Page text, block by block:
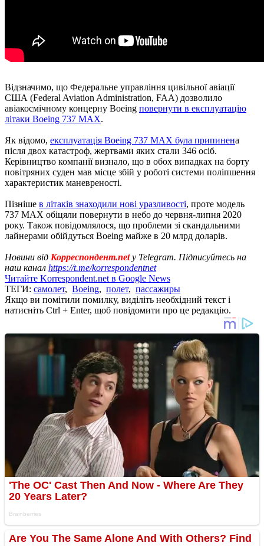
Відзначимо, що Федеральне управління цивільної авіації
США (Federal Aviation Administration, FAA) дозволило
авіакосмічному концерну Boeing повернути в експлуатацію
літаки Boeing 737 MAX.
Як відомо, експлуатація Boeing 737 MAX була припинена
після двох катастроф, жертвами яких стали 346 осіб.
Керівництво компанії визнало, що в обох випадках на борту
повітряних суден мав місце збій у роботі системи поліпшення
характеристик маневреності.
Пізніше в літаків знаходили нові уразливості, проте модель
737 MAX обіцяли повернути в небо до червня-липня 2020
року. Також повідомлялося, що проблеми зі скандальними
лайнерами обійдуться Boeing майже в 20 млрд доларів.
Новини від Корреспондент.netу Telegram. Підписуйтесь на
наш канал https://t.me/korrespondentnet
Читайте Korrespondent.net в Google News
ТЕГИ: самолет, Boeing, полет, пассажиры
Якщо ви помітили помилку, виділіть необхідний текст і
натисніть Ctrl + Enter, щоб повідомити про це редакцію.